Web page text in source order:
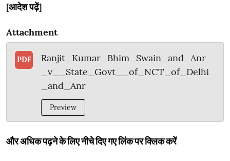
[आदेश पढ़ें]
Attachment
PDF
Ranjit_Kumar_Bhim_Swain_and_Anr_
_v__State_Govt__of_NCT_of_Delhi
_and_Anr
Preview
और अधिक पढ़ने के लिए नीचे दिए गए लिंक पर क्लिक करें